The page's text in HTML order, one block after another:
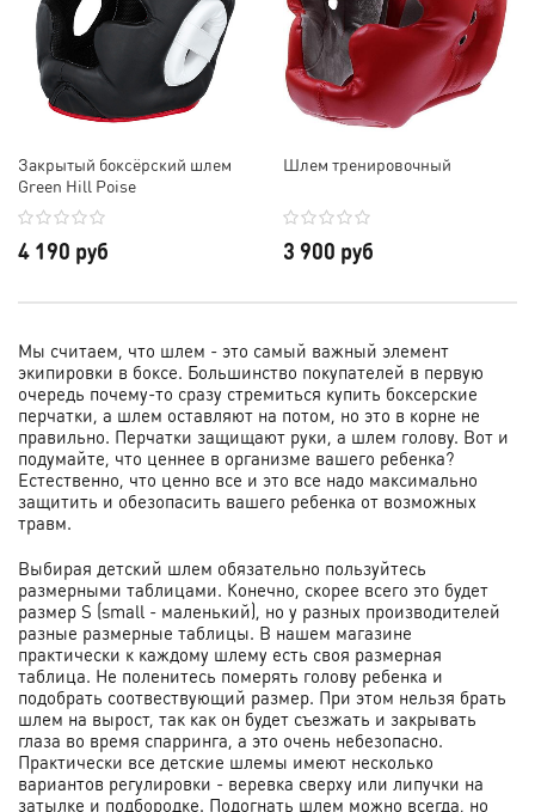
Закрытый боксёрский шлем
Green Hill Poise
4 190 руб
Шлем тренировочный
3 900 руб
Мы считаем, что шлем - это самый важный элемент
экипировки в боксе. Большинство покупателей в первую
очередь почему-то сразу стремиться купить боксерские
перчатки, а шлем оставляют на потом, но это в корне не
правильно. Перчатки защищают руки, а шлем голову. Вот и
подумайте, что ценнее в организме вашего ребенка?
Естественно, что ценно все и это все надо максимально
защитить и обезопасить вашего ребенка от возможных
травм.
Выбирая детский шлем обязательно пользуйтесь
размерными таблицами. Конечно, скорее всего это будет
размер S (small - маленький), но у разных производителей
разные размерные таблицы. В нашем магазине
практически к каждому шлему есть своя размерная
таблица. Не поленитесь померять голову ребенка и
подобрать соотвествующий размер. При этом нельзя брать
шлем на вырост, так как он будет съезжать и закрывать
глаза во время спарринга, а это очень небезопасно.
Практически все детские шлемы имеют несколько
вариантов регулировки - веревка сверху или липучки на
затылке и подбородке. Подогнать шлем можно всегда, но